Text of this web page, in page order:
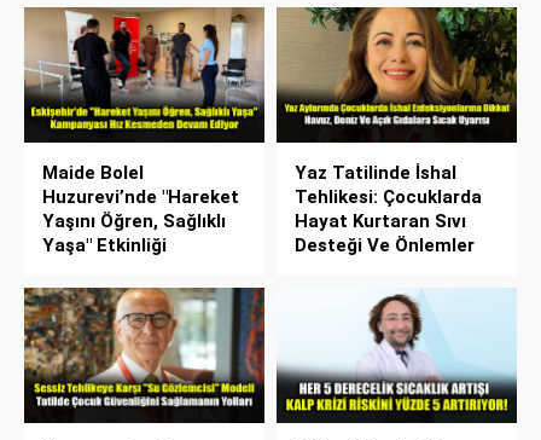
Maide Bolel
Huzurevi’nde "Hareket
Yaşını Öğren, Sağlıklı
Yaşa" Etkinliği
Yaz Tatilinde İshal
Tehlikesi: Çocuklarda
Hayat Kurtaran Sıvı
Desteği Ve Önlemler